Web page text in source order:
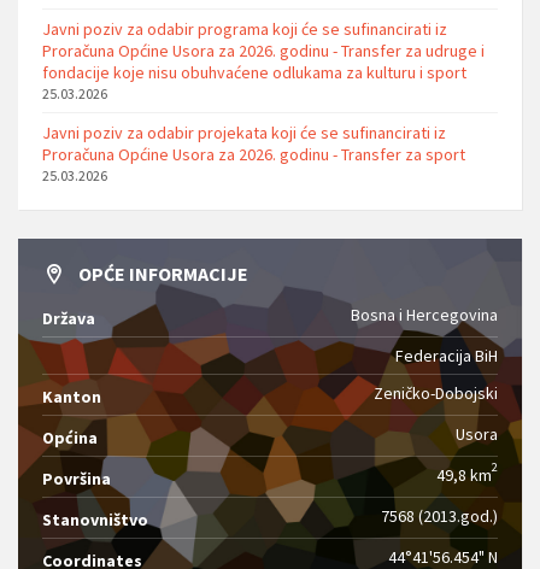
Javni poziv za odabir programa koji će se sufinancirati iz
Proračuna Općine Usora za 2026. godinu - Transfer za udruge i
fondacije koje nisu obuhvaćene odlukama za kulturu i sport
25.03.2026
Javni poziv za odabir projekata koji će se sufinancirati iz
Proračuna Općine Usora za 2026. godinu - Transfer za sport
25.03.2026
OPĆE INFORMACIJE
Država
Bosna i Hercegovina
Federacija BiH
Kanton
Zeničko-Dobojski
Općina Usora
Površina 49,8 km2
Stanovništvo 7568 (2013.god.)
Coordinates
44°41'56.454" N